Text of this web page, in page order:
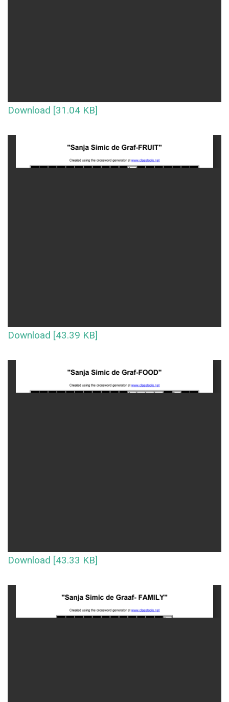
Download [31.04 KB]
Download [43.39 KB]
Download [43.33 KB]